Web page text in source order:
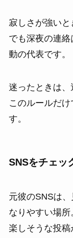
寂しさが強いと
でも深夜の連絡
動の代表です。
迷ったときは、
このルールだ
す。
SNSをチェッ
元彼のSNSは
なりやすい場所
楽しそうな投